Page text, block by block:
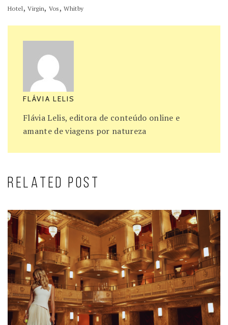
Hotel,Virgin, Vos,Whitby
FLÁVIA LELIS
Flávia Lelis, editora de conteúdo online e
amante de viagens por natureza
RELATED POST